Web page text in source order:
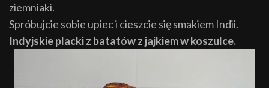
ziemniaki.
Spróbujcie sobie upiec i cieszcie się smakiem Indii.
Indyjskie placki z batatów z jajkiem w koszulce.